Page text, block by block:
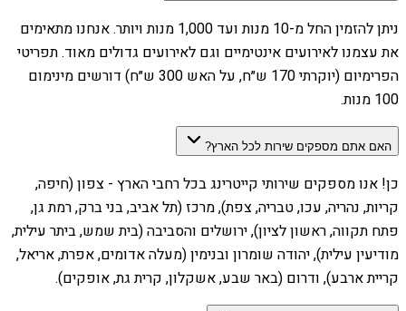
ניתן להזמין החל מ-10 מנות ועד 1,000 מנות ויותר. אנחנו מתאימים
את עצמנו לאירועים אינטימיים וגם לאירועים גדולים מאוד. תפריטי
הפרימיום (יוקרתי 170 ש״ח, על האש 300 ש״ח) דורשים מינימום
100 מנות.
האם אתם מספקים שירות לכל הארץ?
כן! אנו מספקים שירותי קייטרינג בכל רחבי הארץ - צפון (חיפה,
קריות, נהריה, עכו, טבריה, צפת), מרכז (תל אביב, בני ברק, רמת גן,
פתח תקווה, ראשון לציון), ירושלים והסביבה (בית שמש, ביתר עילית,
מודיעין עילית), יהודה שומרון ובנימין (מעלה אדומים, אפרת, אריאל,
קריית ארבע), ודרום (באר שבע, אשקלון, קרית גת, אופקים).